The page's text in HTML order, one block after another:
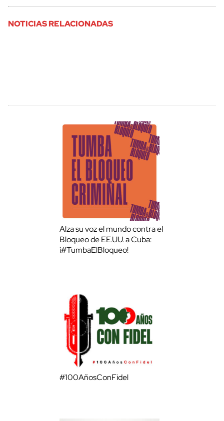
NOTICIAS RELACIONADAS
Alza su voz el mundo contra el
Bloqueo de EE.UU. a Cuba:
¡#TumbaElBloqueo!
#100AñosConFidel